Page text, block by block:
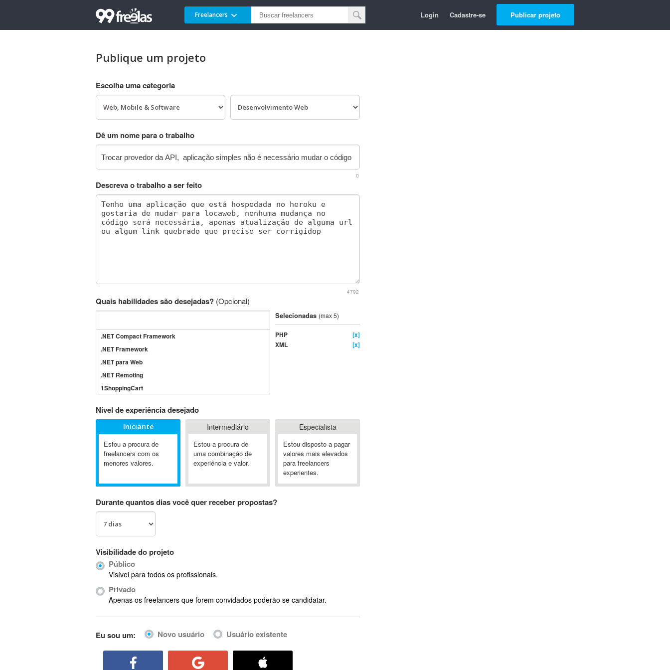
Freelancers Login Cadastre-se Publicar projeto
Publique um projeto
Escolha uma categoria
Dê um nome para o trabalho
0
Descreva o trabalho a ser feito
4792
Quais habilidades são desejadas? (Opcional)
.NET Compact Framework
.NET Framework
.NET para Web
.NET Remoting
1ShoppingCart
3GSM
4D Dimension
802.11
A&P
A-GPS
Ab Initio
ABIS
AbleCommerce
Ableton Live
Abstract Window Toolkit (AWT)
Selecionadas (max 5)
PHP
[x]
XML
[x]
Nível de experiência desejado
Iniciante
Estou a procura de
freelancers com os
menores valores.
Intermediário
Estou a procura de
uma combinação de
experiência e valor.
Especialista
Estou disposto a pagar
valores mais elevados
para freelancers
experientes.
Durante quantos dias você quer receber propostas?
Visibilidade do projeto
Público
Visível para todos os profissionais.
Privado
Apenas os freelancers que forem convidados poderão se candidatar.
Eu sou um: Novo usuário Usuário existente